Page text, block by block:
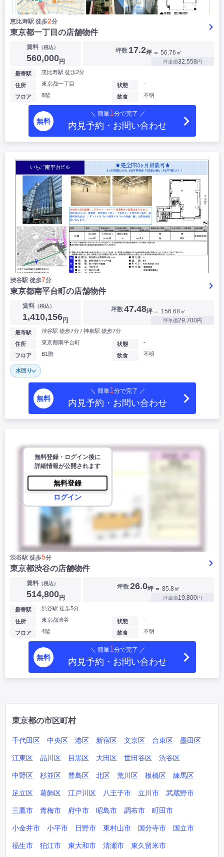
恵比寿駅 徒歩2分
東京都一丁目の店舗物件
賃料（税込）
560,000円
坪数 17.2坪 ＝ 56.76㎡
坪単価32,558円
最寄駅 恵比寿駅 徒歩2分
住所 東京都一丁目
フロア 8階
状態 -
飲食 不明
無料
＼ 簡単1分で完了 ／
内見予約・お問い合わせ
渋谷駅 徒歩7分
東京都南平台町の店舗物件
賃料 （税込）
1,410,156円
坪数47.48坪 ＝ 156.68㎡
坪単価29,700円
最寄駅 渋谷駅 徒歩7分 / 神泉駅 徒歩7分
住所 東京都南平台町
フロア B1階
状態 -
飲食 不明
水回り
無料
＼ 簡単1分で完了 ／
内見予約・お問い合わせ
無料登録・ログイン後に
詳細情報が公開されます
無料登録
ログイン
渋谷駅 徒歩5分
東京都渋谷の店舗物件
賃料（税込）
514,800円
坪数26.0坪 ＝ 85.8㎡
坪単価19,800円
最寄駅 渋谷駅 徒歩5分
住所 東京都渋谷
フロア 4階
状態 -
飲食 不明
無料
＼ 簡単1分で完了 ／
内見予約・お問い合わせ
東京都の市区町村
千代田区 中央区 港区 新宿区 文京区 台東区 墨田区
江東区 品川区 目黒区 大田区 世田谷区 渋谷区
中野区 杉並区 豊島区 北区 荒川区 板橋区 練馬区
足立区 葛飾区 江戸川区 八王子市 立川市 武蔵野市
三鷹市 青梅市 府中市 昭島市 調布市 町田市
小金井市 小平市 日野市 東村山市 国分寺市 国立市
福生市 狛江市 東大和市 清瀬市 東久留米市